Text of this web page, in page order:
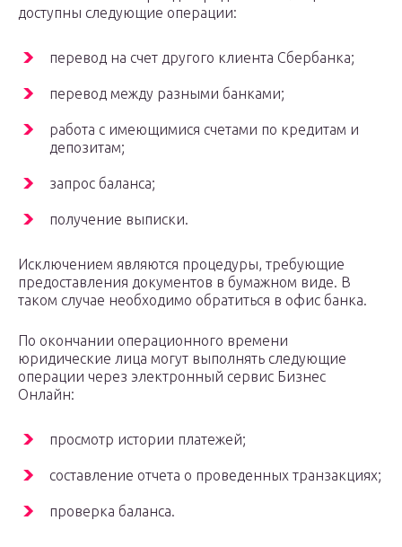
доступны следующие операции:
перевод на счет другого клиента Сбербанка;
перевод между разными банками;
работа с имеющимися счетами по кредитам и
депозитам;
запрос баланса;
получение выписки.
Исключением являются процедуры, требующие
предоставления документов в бумажном виде. В
таком случае необходимо обратиться в офис банка.
По окончании операционного времени
юридические лица могут выполнять следующие
операции через электронный сервис Бизнес
Онлайн:
просмотр истории платежей;
составление отчета о проведенных транзакциях;
проверка баланса.